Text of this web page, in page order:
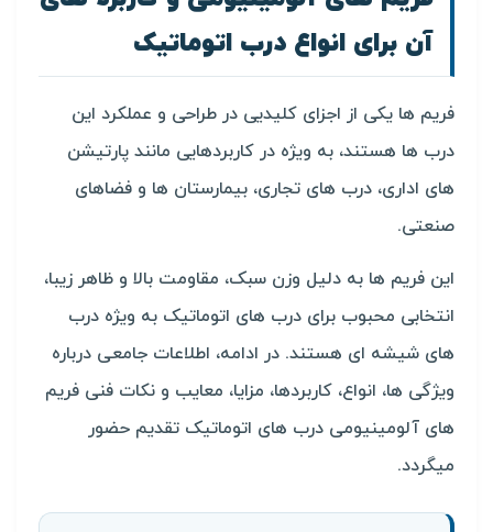
آن برای انواع درب اتوماتیک
فریم ها یکی از اجزای کلیدیی در طراحی و عملکرد این
درب ها هستند، به ویژه در کاربردهایی مانند پارتیشن
های اداری، درب های تجاری، بیمارستان ها و فضاهای
صنعتی.
این فریم ها به دلیل وزن سبک، مقاومت بالا و ظاهر زیبا،
انتخابی محبوب برای درب های اتوماتیک به ویژه درب
های شیشه ای هستند. در ادامه، اطلاعات جامعی درباره
ویژگی ها، انواع، کاربردها، مزایا، معایب و نکات فنی فریم
های آلومینیومی درب های اتوماتیک تقدیم حضور
میگردد.